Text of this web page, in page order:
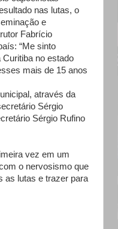
nas lutas, o
e
Fabrício
“Me sinto
no estado
mais de 15 anos
através da
Sérgio
Sérgio Rufino
vez em um
o nervosismo que
as lutas e trazer para